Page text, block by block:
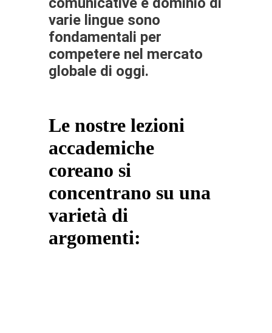
varie lingue sono
fondamentali per
competere nel mercato
globale di oggi.
Le nostre lezioni
accademiche
coreano si
concentrano su una
varietà di
argomenti: